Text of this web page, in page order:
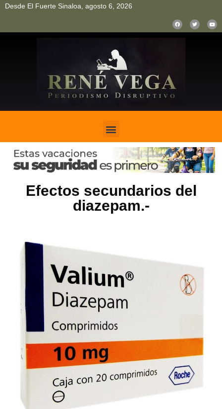
Desde El Fuerte Sinaloa, agosto 6, 2026
Efectos secundarios del
diazepam.-